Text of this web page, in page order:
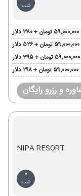
شب
۵۹٬۰۰۰٬۰۰۰ تومان + ۳۸۰ دلار
۵۹٬۰۰۰٬۰۰۰ تومان + ۵۲۶ دلار
۵۹٬۰۰۰٬۰۰۰ تومان + ۳۹۵ دلار
۵۹٬۰۰۰٬۰۰۰ تومان + ۲۹۸ دلار
و رزرو رایگان
NIPA RESORT
7
شب